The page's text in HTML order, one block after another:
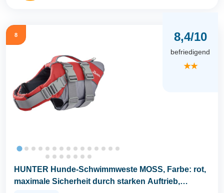
8 8,4/10
befriedigend
★★
HUNTER Hunde-Schwimmweste MOSS, Farbe: rot,
maximale Sicherheit durch starken Auftrieb,